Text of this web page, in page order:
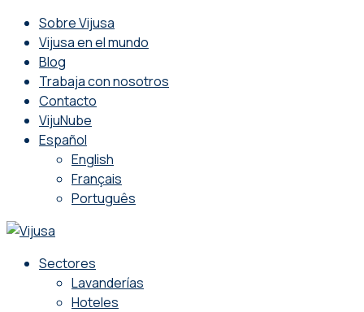
Sobre Vijusa
Vijusa en el mundo
Blog
Trabaja con nosotros
Contacto
VijuNube
Español
English
Français
Português
Sectores
Lavanderías
Hoteles